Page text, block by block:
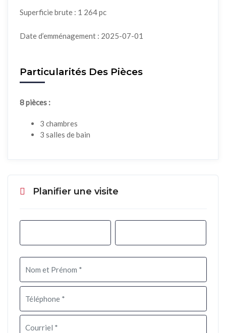
Superficie brute : 1 264 pc
Date d’emménagement : 2025-07-01
Particularités Des Pièces
8 pièces :
3 chambres
3 salles de bain
Planifier une visite